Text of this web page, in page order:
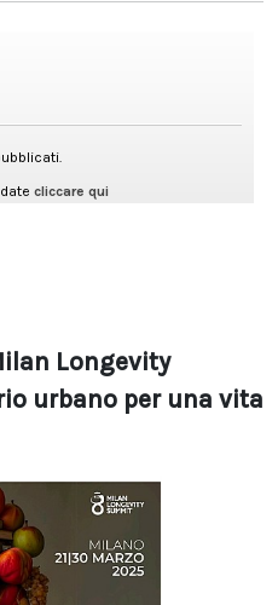
Longevity
urbano per una vita